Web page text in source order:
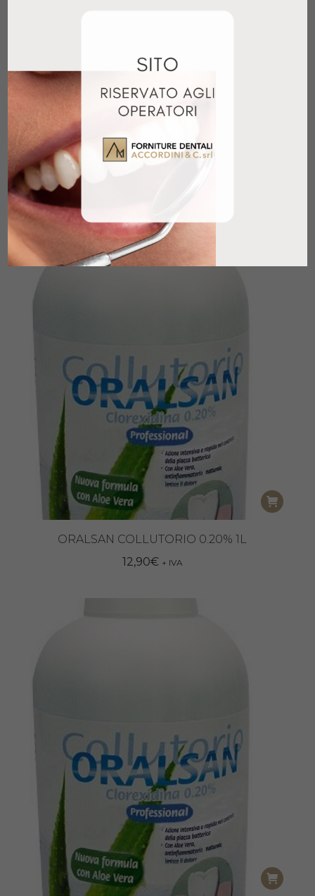
OPALESCENCE BOOST 40% KIT PAZIENTE
ORALSAN COLLUTORIO 0.20% 1L
12,90€ + IVA